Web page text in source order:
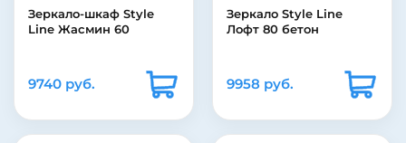
Зеркало-шкаф Style
Line Жасмин 60
9740 руб.
Зеркало Style Line
Лофт 80 бетон
9958 руб.